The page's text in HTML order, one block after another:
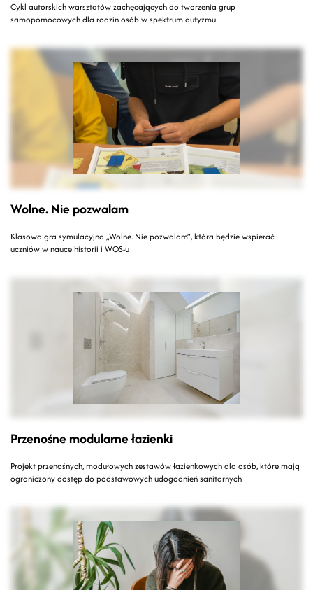
Cykl autorskich warsztatów zachęcających do tworzenia grup
samopomocowych dla rodzin osób w spektrum autyzmu
Wolne. Nie pozwalam
Klasowa gra symulacyjna „Wolne. Nie pozwalam”, która będzie wspierać
uczniów w nauce historii i WOS-u
Przenośne modularne łazienki
Projekt przenośnych, modułowych zestawów łazienkowych dla osób, które mają
ograniczony dostęp do podstawowych udogodnień sanitarnych